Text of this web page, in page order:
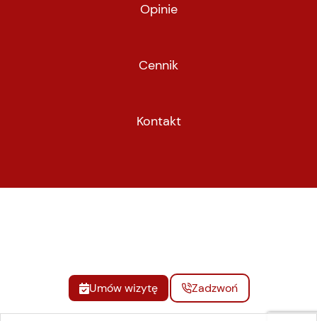
Opinie
Cennik
Kontakt
Umów wizytę Zadzwoń